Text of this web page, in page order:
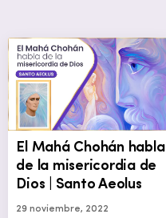
El Mahá Chohán habla
de la misericordia de
Dios | Santo Aeolus
29 noviembre, 2022